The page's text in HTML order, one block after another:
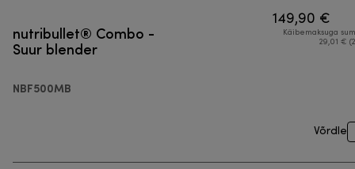
nutribullet® Combo -
Suur blender
NBF500MB
149,90 €
Käibemaksuga
29,01 €
Võrdle